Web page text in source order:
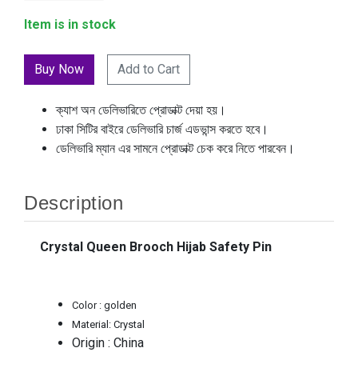
Item is in stock
Add to Cart
ক্যাশ অন ডেলিভারিতে প্রোডাক্ট দেয়া হয়।
ঢাকা সিটির বাইরে ডেলিভারি চার্জ এডভান্স করতে হবে।
ডেলিভারি ম্যান এর সামনে প্রোডাক্ট চেক করে নিতে পারবেন।
Description
Crystal Queen Brooch Hijab Safety Pin
Color : golden
Material: Crystal
Origin : China